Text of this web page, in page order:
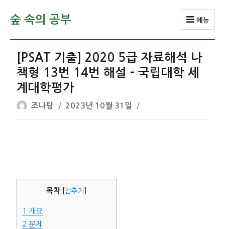
숲 속의 공부 메뉴
[PSAT 기출] 2020 5급 자료해석 나
책형 13번 14번 해설 – 국립대학 세
계대학평가
글
쓴
조나탕
작
성
2023년 10월 31일
목차 감추기
1 개요
2 문제